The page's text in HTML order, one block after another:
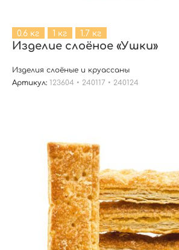
0.6 кг 1 кг 1.7 кг
Изделие слоёное «Ушки»
Изделия слоёные и круассаны
Артикул: 123604 • 240117 • 240124